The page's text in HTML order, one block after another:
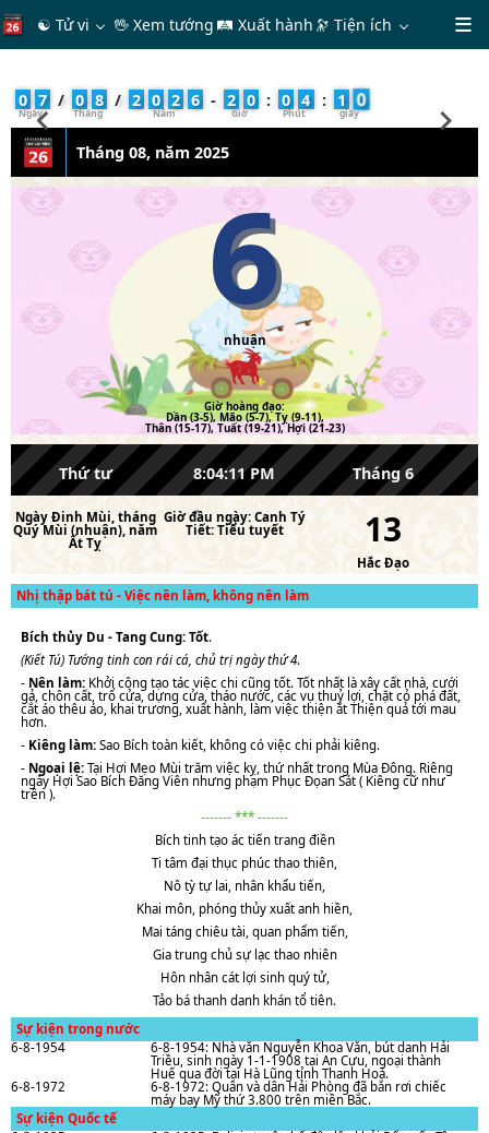
☯ Tử vi 🖖 Xem tướng 🛤 Xuất hành 🔭Tiện ích
0 7 / 0 8 / 2 0 2 6 - 2 0 : 0 4 : 1 1
Tháng 08, năm 2025
6
nhuận
Giờ hoàng đạo:
Dần (3-5), Mão (5-7), Tỵ (9-11),
Thân (15-17), Tuất (19-21), Hợi (21-23)
Thứ tư 8:04:11 PM Tháng 6
Ngày Đinh Mùi , tháng
Quý Mùi (nhuận) , năm
Ất Tỵ
Giờ đầu ngày: Canh Tý
Tiết: Tiểu tuyết 13
Hắc Đạo
Nhị thập bát tú - Việc nên làm, không nên làm
Bích thủy Du - Tang Cung: Tốt.
(Kiết Tú) Tướng tinh con rái cá, chủ trị ngày thứ 4.
- Nên làm: Khởi công tạo tác việc chi cũng tốt. Tốt nhất là xây cất nhà, cưới
gả, chôn cất, trổ cửa, dựng cửa, tháo nước, các vụ thuỷ lợi, chặt cỏ phá đất,
cắt áo thêu áo, khai trương, xuất hành, làm việc thiện ắt Thiện quả tới mau
hơn.
- Kiêng làm: Sao Bích toàn kiết, không có việc chi phải kiêng.
- Ngoại lệ: Tại Hợi Mẹo Mùi trăm việc kỵ, thứ nhất trong Mùa Đông. Riêng
ngày Hợi Sao Bích Đăng Viên nhưng phạm Phục Đọan Sát ( Kiêng cữ như
trên ).
------- *** -------
Bích tinh tạo ác tiến trang điền
Ti tâm đại thục phúc thao thiên,
Nô tỳ tự lai, nhân khẩu tiến,
Khai môn, phóng thủy xuất anh hiền,
Mai táng chiêu tài, quan phẩm tiến,
Gia trung chủ sự lạc thao nhiên
Hôn nhân cát lợi sinh quý tử,
Tảo bá thanh danh khán tổ tiên.
Sự kiện trong nước
6-8-1954
6-8-1954: Nhà vǎn Nguyễn Khoa Vǎn, bút danh Hải
Triều, sinh ngày 1-1-1908 tại An Cựu, ngoại thành
Huế qua đời tại Hà Lũng tỉnh Thanh Hoá.
6-8-1972
6-8-1972: Quân và dân Hải Phòng đã bắn rơi chiếc
máy bay Mỹ thứ 3.800 trên miền Bắc.
Sự kiện Quốc tế